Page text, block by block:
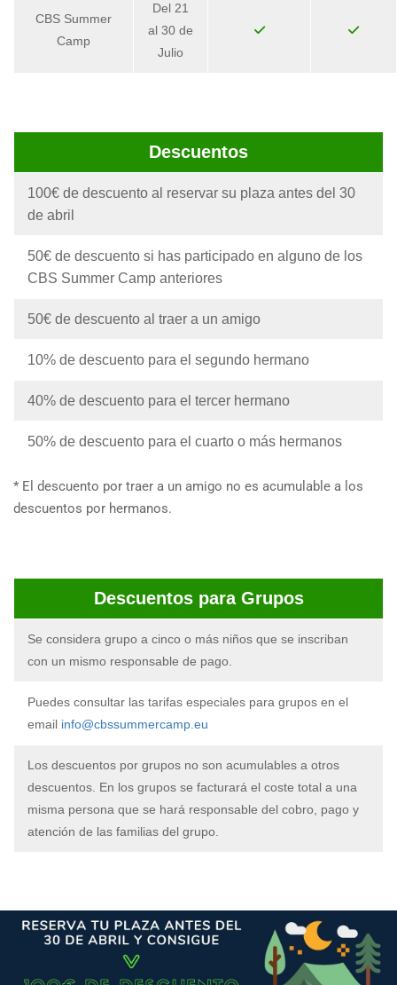
CBS Summer
Camp
Del 21
al 30 de
Julio
Descuentos
100€ de descuento al reservar su plaza antes del 30
de abril
50€ de descuento si has participado en alguno de los
CBS Summer Camp anteriores
50€ de descuento al traer a un amigo
10% de descuento para el segundo hermano
40% de descuento para el tercer hermano
50% de descuento para el cuarto o más hermanos
* El descuento por traer a un amigo no es acumulable a los
descuentos por hermanos.
Descuentos para Grupos
Se considera grupo a cinco o más niños que se inscriban
con un mismo responsable de pago.
Puedes consultar las tarifas especiales para grupos en el
email info@cbssummercamp.eu
Los descuentos por grupos no son acumulables a otros
descuentos. En los grupos se facturará el coste total a una
misma persona que se hará responsable del cobro, pago y
atención de las familias del grupo.